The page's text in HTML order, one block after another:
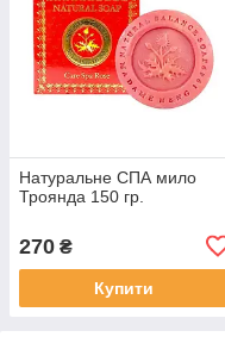
Натуральне СПА мило
Троянда 150 гр.
270 ₴
Купити